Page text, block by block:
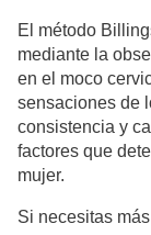
El método
mediante la
en el moco
sensaciones de
consistencia y
factores que
mujer.
Si necesitas